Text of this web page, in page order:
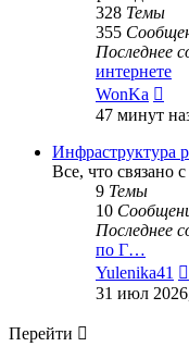
328 Темы
355
Последнее
интернете
WonKa
к
47 минут
Инфраструктура
Все, что связано
9 Темы
10
Последнее
по Г…
Yulenika41
31 июл
Перейти